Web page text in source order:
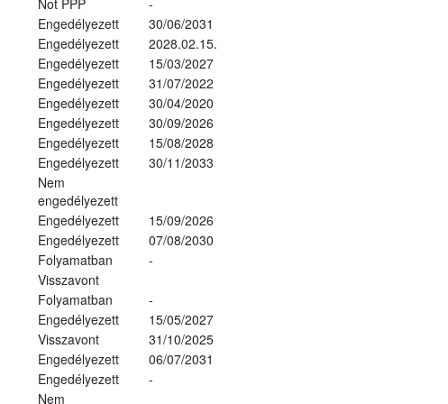
Engedélyezett
30/06/2031
Engedélyezett
2028.02.15.
Engedélyezett
15/03/2027
Engedélyezett
31/07/2022
Engedélyezett
30/04/2020
Engedélyezett
30/09/2026
Engedélyezett
15/08/2028
Engedélyezett
30/11/2033
Nem
engedélyezett
Engedélyezett
15/09/2026
Engedélyezett
07/08/2030
Folyamatban
-
Visszavont
Folyamatban
-
Engedélyezett
15/05/2027
Visszavont
31/10/2025
Engedélyezett
06/07/2031
Engedélyezett
-
Nem